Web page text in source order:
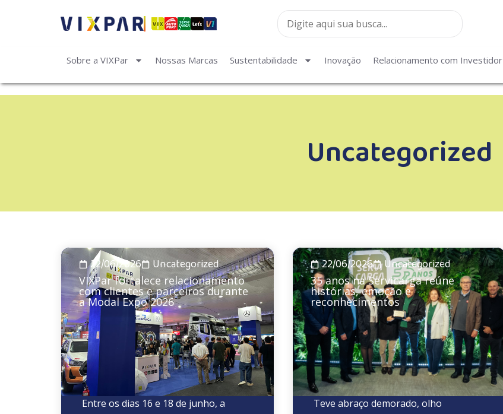
Sobre a VIXPar Nossas Marcas Sustentabilidade Inovação Relacionamento com Investidor
Uncategorized
22/06/2026 Uncategorized
VIXPar fortalece relacionamento
com clientes e parceiros durante
a Modal Expo 2026
Entre os dias 16 e 18 de junho, a
22/06/2026 Uncategorized
35 anos na Servicarga reúne
histórias, emoção e
reconhecimentos
Teve abraço demorado, olho